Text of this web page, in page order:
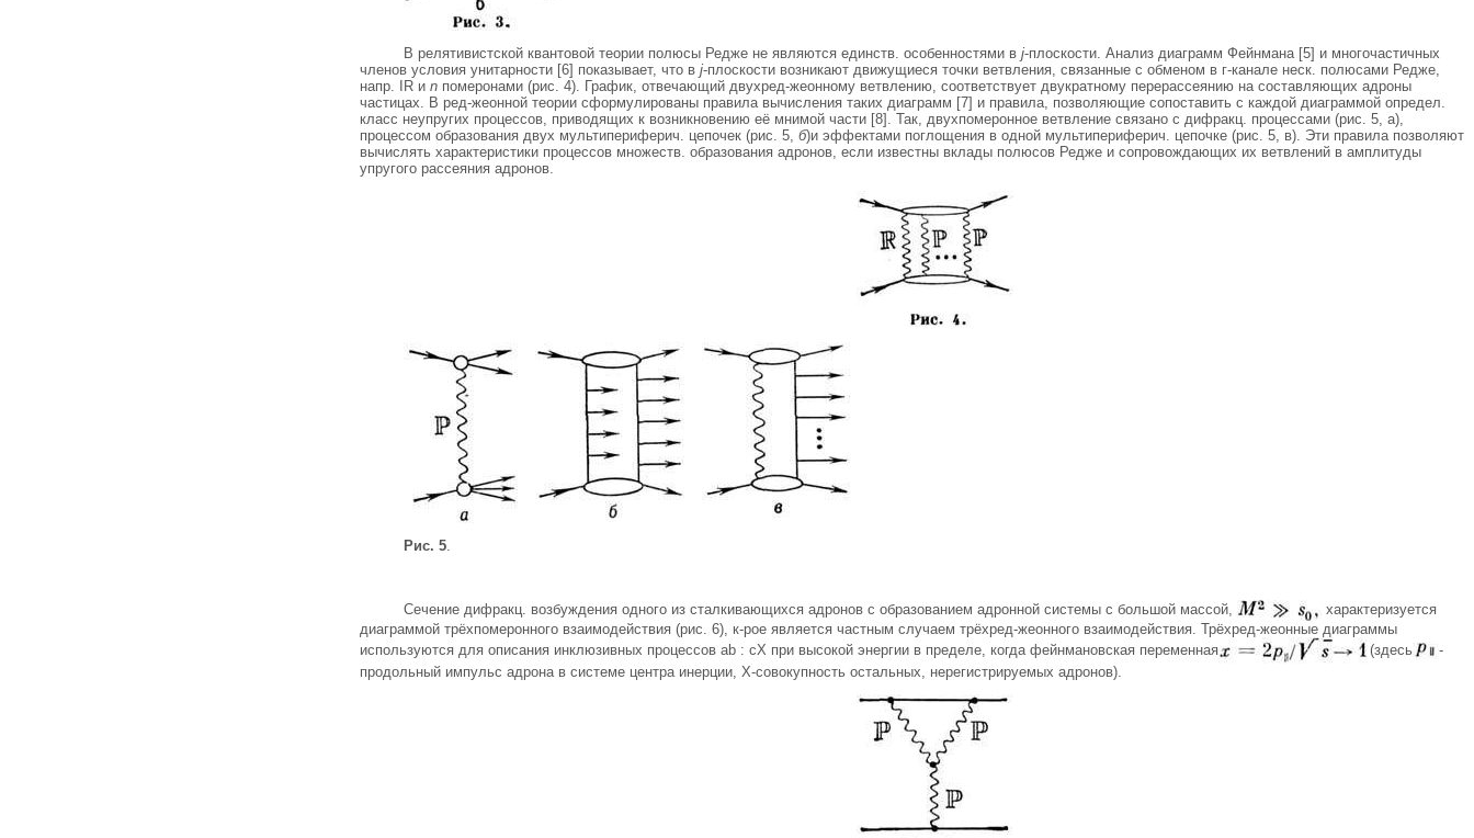
В релятивистской квантовой теории полюсы Редже не являются единств. особенностями в j-плоскости. Анализ диаграмм Фейнмана [5] и многочастичных
членов условия унитарности [6] показывает, что в j-плоскости возникают движущиеся точки ветвления, связанные с обменом в г-канале неск. полюсами Редже,
напр. IR и n померонами (рис. 4). График, отвечающий двухред-жеонному ветвлению, соответствует двукратному перерассеянию на составляющих адроны
частицах. В ред-жеонной теории сформулированы правила вычисления таких диаграмм [7] и правила, позволяющие сопоставить с каждой диаграммой определ.
класс неупругих процессов, приводящих к возникновению её мнимой части [8]. Так, двухпомеронное ветвление связано с дифракц. процессами (рис. 5, а),
процессом образования двух мультипериферич. цепочек (рис. 5, б)и эффектами поглощения в одной мультипериферич. цепочке (рис. 5, в). Эти правила позволяют
вычислять характеристики процессов множеств. образования адронов, если известны вклады полюсов Редже и сопровождающих их ветвлений в амплитуды
упругого рассеяния адронов.
Рис. 5
Сечение дифракц. возбуждения одного из сталкивающихся адронов с образованием адронной системы с большой массой,
характеризуется
диаграммой трёхпомеронного взаимодействия (рис. 6), к-рое является частным случаем трёхред-жеонного взаимодействия. Трёхред-жеонные диаграммы
используются для описания инклюзивных процессов ab : сХ при высокой энергии в пределе, когда фейнмановская переменная
(здесь
-
продольный импульс адрона в системе центра инерции, X-совокупность остальных, нерегистрируемых адронов).